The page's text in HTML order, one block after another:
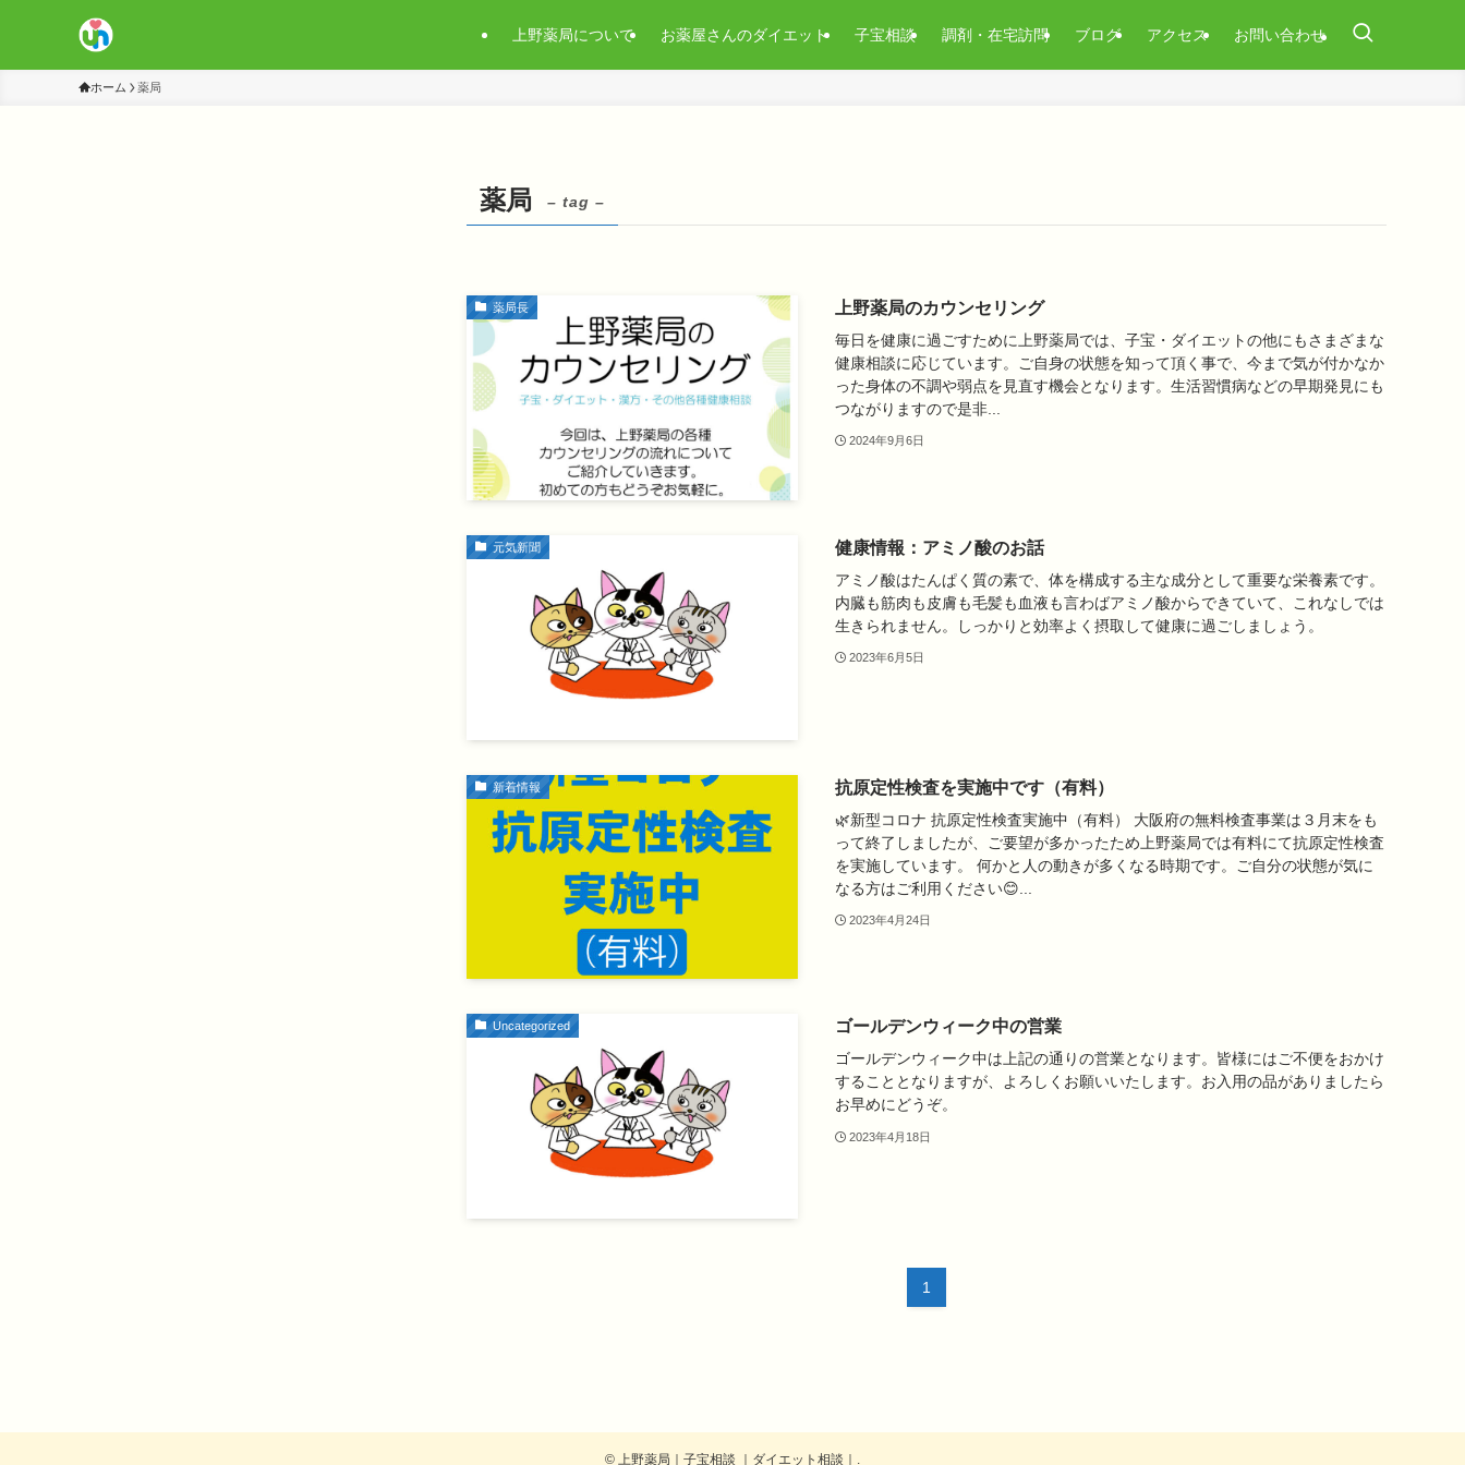
上野薬局について お薬屋さんのダイエット 子宝相談 調剤・在宅訪問 ブログ アクセス お問い合わせ
ホーム 薬局
薬局 – tag –
薬局長 上野薬局のカウンセリング
毎日を健康に過ごすために上野薬局では、子宝・ダイエットの他にもさまざまな
健康相談に応じています。ご自身の状態を知って頂く事で、今まで気が付かなか
った身体の不調や弱点を見直す機会となります。生活習慣病などの早期発見にも
つながりますので是非...
2024年9月6日
元気新聞 健康情報：アミノ酸のお話
アミノ酸はたんぱく質の素で、体を構成する主な成分として重要な栄養素です。
内臓も筋肉も皮膚も毛髪も血液も言わばアミノ酸からできていて、これなしでは
生きられません。しっかりと効率よく摂取して健康に過ごしましょう。
2023年6月5日
新着情報 抗原定性検査を実施中です（有料）
🌿新型コロナ 抗原定性検査実施中（有料） 大阪府の無料検査事業は３月末をも
って終了しましたが、ご要望が多かったため上野薬局では有料にて抗原定性検査
を実施しています。 何かと人の動きが多くなる時期です。ご自分の状態が気に
なる方はご利用ください😊...
2023年4月24日
Uncategorized ゴールデンウィーク中の営業
ゴールデンウィーク中は上記の通りの営業となります。皆様にはご不便をおかけ
することとなりますが、よろしくお願いいたします。お入用の品がありましたら
お早めにどうぞ。
2023年4月18日
1
© 上野薬局｜子宝相談 ｜ダイエット相談｜.